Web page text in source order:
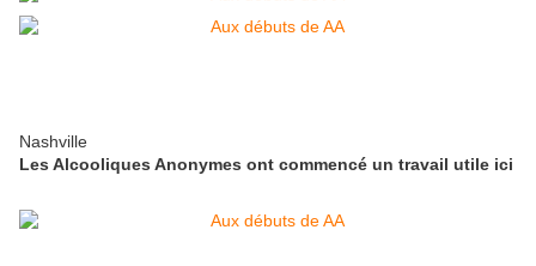
Nashville
Les Alcooliques Anonymes ont commencé un travail utile ici